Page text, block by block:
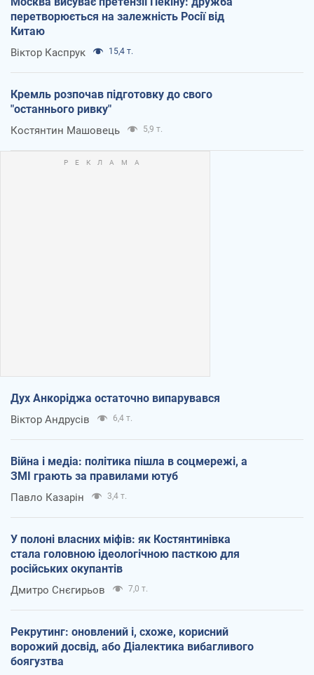
перетворюється на залежність Росії від
Китаю
Віктор Каспрук 15,4 т.
Кремль розпочав підготовку до свого
"останнього ривку"
Костянтин Машовець 5,9 т.
Дух Анкоріджа остаточно випарувався
Віктор Андрусів 6,4 т.
Війна і медіа: політика пішла в соцмережі, а
ЗМІ грають за правилами ютуб
Павло Казарін 3,4 т.
У полоні власних міфів: як Костянтинівка
стала головною ідеологічною пасткою для
російських окупантів
Дмитро Снєгирьов 7,0 т.
Рекрутинг: оновлений і, схоже, корисний
ворожий досвід, або Діалектика вибагливого
боягузтва